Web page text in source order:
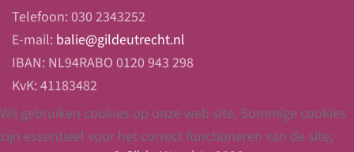
Telefoon: 030 2343252
E-mail: balie@gildeutrecht.nl
IBAN: NL94RABO 0120 943 298
KvK: 41183482
Wij gebruiken cookies op onze web site. Sommige cookies
zijn essentieel voor het correct functioneren van de site;